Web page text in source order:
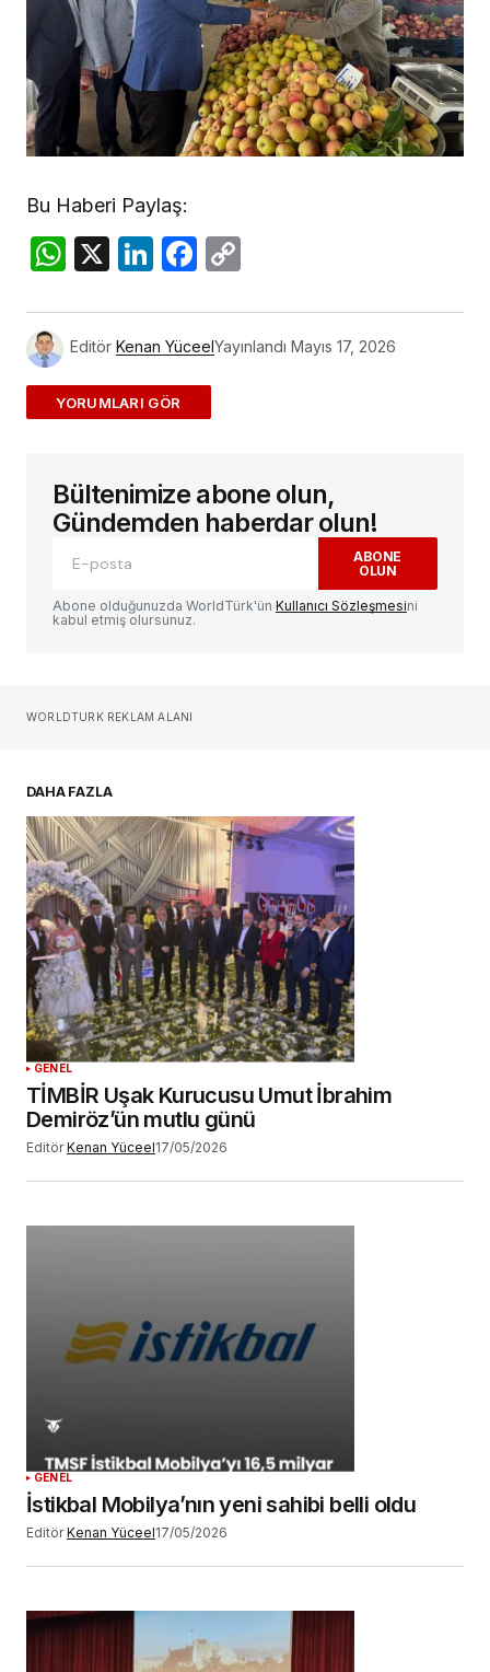
Bu Haberi Paylaş:
WhatsApp
X LinkedIn
Facebook
Editör Kenan Yüceel Yayınlandı Mayıs 17, 2026
ADD A COMMENT
E-posta adresiniz yayınlanmayacak.
alanlar*ile işaretlenmişlerdir
Yorum
Sizin adınız*
Daha sonraki yorumlarımda kullanılması için
adım, e-posta adresim ve site adresim bu
tarayıcıya kaydedilsin.
YORUM GÖNDER
Bültenimize abone olun,
Gündemden haberdar olun!
ABONE
OLUN
Abone olduğunuzda WorldTürk'ün Kullanıcı Sözleşmesini
kabul etmiş olursunuz.
WORLDTURK REKLAM ALANI
DAHA FAZLA
GENEL
TİMBİR Uşak Kurucusu Umut İbrahim
Demiröz’ün mutlu günü
Editör Kenan Yüceel17/05/2026
GENEL
İstikbal Mobilya’nın yeni sahibi belli oldu
Editör Kenan Yüceel17/05/2026